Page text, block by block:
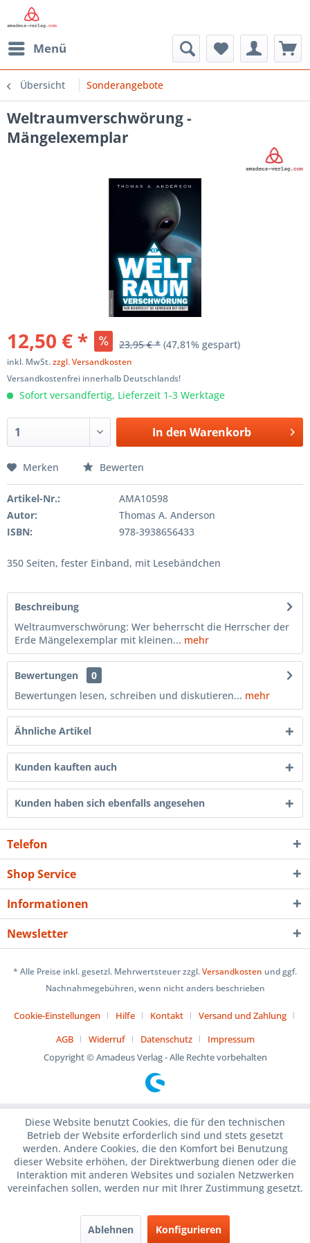
Menü
Übersicht Sonderangebote
Weltraumverschwörung -
Mängelexemplar
12,50 € * 23,95 € * (47,81% gespart)
inkl. MwSt.zzgl. Versandkosten
Versandkostenfrei innerhalb Deutschlands!
Sofort versandfertig, Lieferzeit 1-3 Werktage
In den Warenkorb
Merken Bewerten
Artikel-Nr.:
AMA10598
Autor:
Thomas A. Anderson
ISBN:
978-3938656433
350 Seiten, fester Einband, mit Lesebändchen
Beschreibung
Weltraumverschwörung: Wer beherrscht die Herrscher der
Erde Mängelexemplar mit kleinen... mehr
Bewertungen
0
Bewertungen lesen, schreiben und diskutieren... mehr
Ähnliche Artikel
Kunden kauften auch
Kunden haben sich ebenfalls angesehen
Telefon
Shop Service
Informationen
Newsletter
* Alle Preise inkl. gesetzl. Mehrwertsteuer zzgl.Versandkosten und ggf.
Nachnahmegebühren, wenn nicht anders beschrieben
Cookie-Einstellungen Hilfe Kontakt
Versand und Zahlung
AGB
Widerruf Datenschutz
Impressum
Copyright © Amadeus Verlag - Alle Rechte vorbehalten
Diese Website benutzt Cookies, die für den technischen
Betrieb der Website erforderlich sind und stets gesetzt
werden. Andere Cookies, die den Komfort bei Benutzung
dieser Website erhöhen, der Direktwerbung dienen oder die
Interaktion mit anderen Websites und sozialen Netzwerken
vereinfachen sollen, werden nur mit Ihrer Zustimmung gesetzt.
Ablehnen Konfigurieren